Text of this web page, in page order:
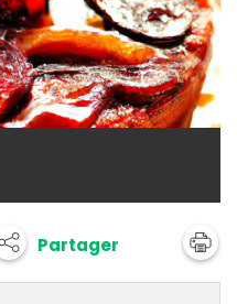
Partager